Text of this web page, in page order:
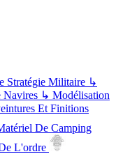
Stratégie Militaire ↳
Navires ↳ Modélisation
Et Finitions
De Camping
L'ordre